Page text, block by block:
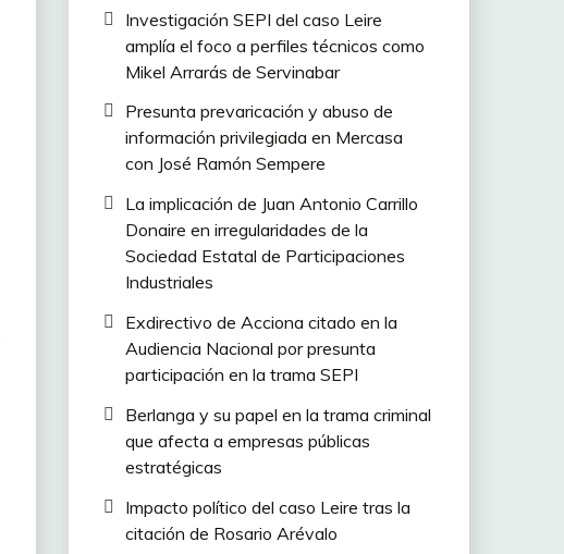
Investigación SEPI del caso Leire
amplía el foco a perfiles técnicos como
Mikel Arrarás de Servinabar
Presunta prevaricación y abuso de
información privilegiada en Mercasa
con José Ramón Sempere
La implicación de Juan Antonio Carrillo
Donaire en irregularidades de la
Sociedad Estatal de Participaciones
Industriales
Exdirectivo de Acciona citado en la
Audiencia Nacional por presunta
participación en la trama SEPI
Berlanga y su papel en la trama criminal
que afecta a empresas públicas
estratégicas
Impacto político del caso Leire tras la
citación de Rosario Arévalo